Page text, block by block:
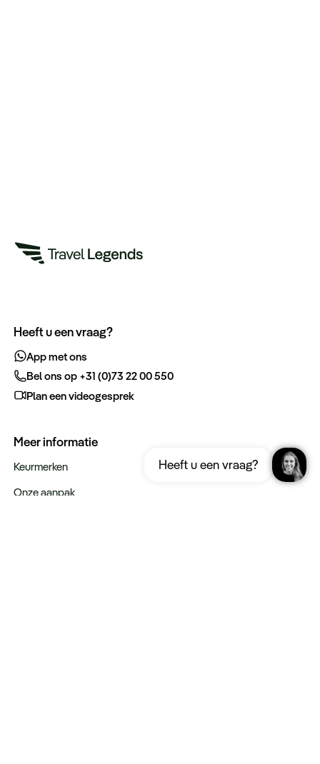
Thailand
Download nu
Heeft u een vraag?
Heeft u een vraag?
App met ons
Bel ons op +31 (0)73 22 00 550
Plan een videogesprek
Meer informatie
Keurmerken
Onze aanpak